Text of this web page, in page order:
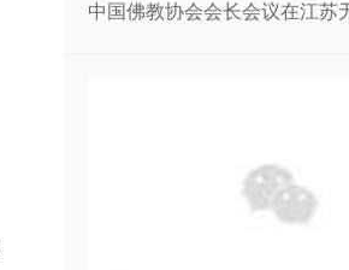
中国佛教协会会长会议在江苏